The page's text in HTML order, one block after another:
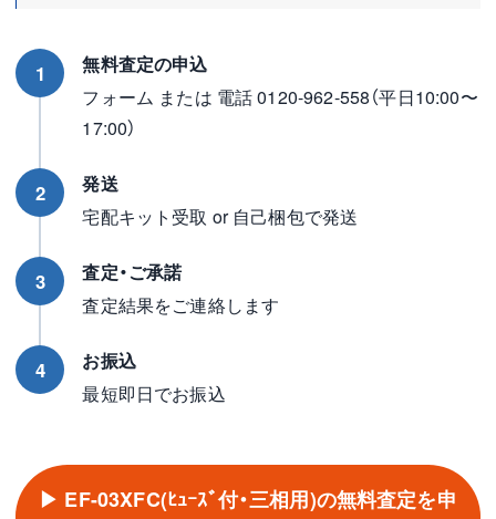
1
無料査定の申込
フォーム または 電話 0120-962-558（平日10:00〜
17:00）
2
発送
宅配キット受取 or 自己梱包で発送
3
査定・ご承諾
査定結果をご連絡します
4
お振込
最短即日でお振込
▶ EF-03XFC(ﾋｭｰｽﾞ付・三相用)の無料査定を申